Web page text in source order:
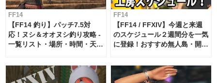
FF14
【FF14 釣り】パッチ7.5対
応！ヌシ＆オオヌシ釣り攻略 -
一覧リスト・場所・時間・天
FF14
【FF14 / FFXIV】今週と来週
のスケジュール２週間分を一気
に登録！おすすめ無人島・開拓